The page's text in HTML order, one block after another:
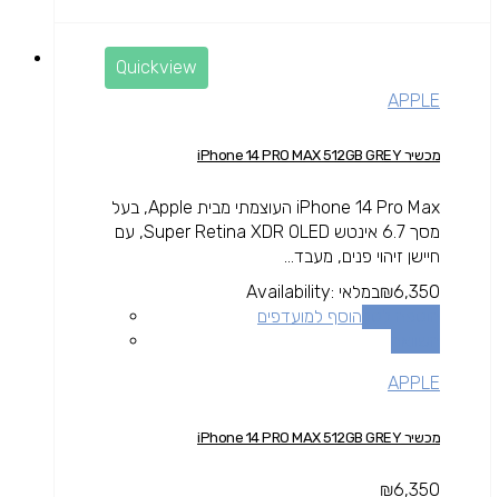
Quickview
APPLE
מכשיר iPhone 14 PRO MAX 512GB GREY
iPhone 14 Pro Max העוצמתי מבית Apple, בעל
מסך 6.7 אינטש Super Retina XDR OLED, עם
חיישן זיהוי פנים, מעבד...
₪6,350
Availability: במלאי
הוסף למועדפים
APPLE
מכשיר iPhone 14 PRO MAX 512GB GREY
₪6,350